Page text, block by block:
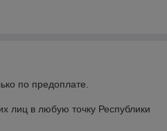
по предоплате.
лиц в любую точку Республики